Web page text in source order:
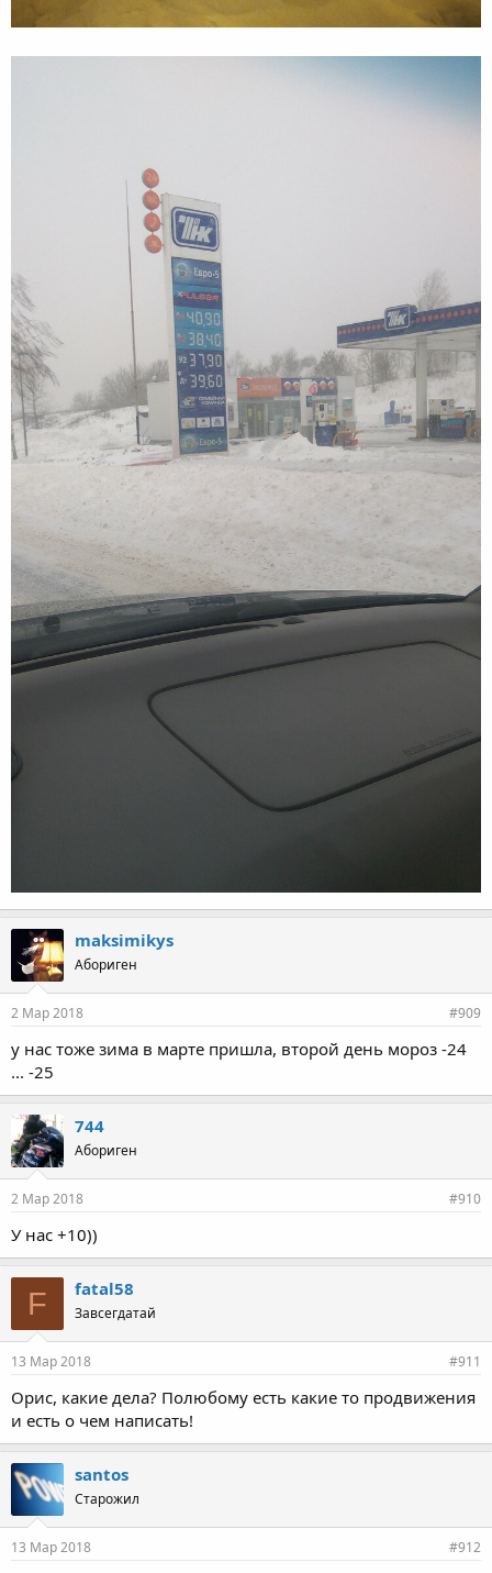
maksimikys
Абориген
2 Мар 2018 #909
у нас тоже зима в марте пришла, второй день мороз -24
... -25
744
Абориген
2 Мар 2018 #910
У нас +10))
F fatal58
Завсегдатай
13 Мар 2018 #911
Орис, какие дела? Полюбому есть какие то продвижения
и есть о чем написать!
santos
Старожил
13 Мар 2018 #912